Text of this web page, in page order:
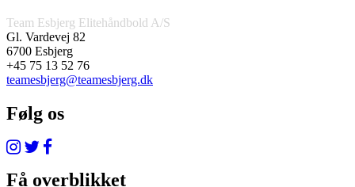
Team Esbjerg Elitehåndbold A/S
Gl. Vardevej 82
6700 Esbjerg
+45 75 13 52 76
teamesbjerg@teamesbjerg.dk
Følg os
Få overblikket